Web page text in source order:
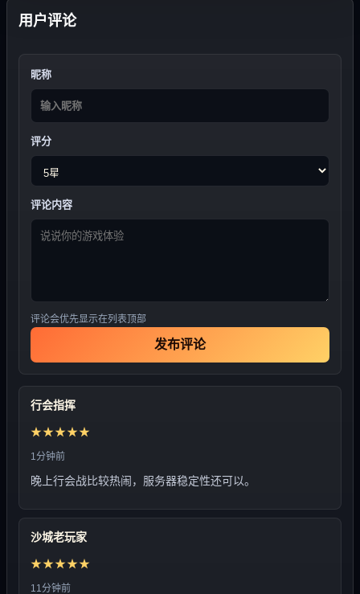
用户评论
昵称
评分
评论内容
评论会优先显示在列表顶部
发布评论
行会指挥
★★★★★
1分钟前
晚上行会战比较热闹，服务器稳定性还可以。
沙城老玩家
★★★★★
11分钟前